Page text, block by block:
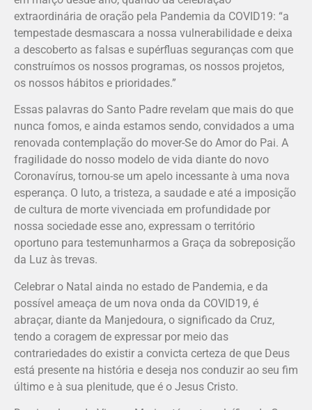
extraordinária de oração pela Pandemia da COVID19: “a
tempestade desmascara a nossa vulnerabilidade e deixa
a descoberto as falsas e supérfluas seguranças com que
construímos os nossos programas, os nossos projetos,
os nossos hábitos e prioridades.”
Essas palavras do Santo Padre revelam que mais do que
nunca fomos, e ainda estamos sendo, convidados a uma
renovada contemplação do mover-Se do Amor do Pai. A
fragilidade do nosso modelo de vida diante do novo
Coronavírus, tornou-se um apelo incessante à uma nova
esperança. O luto, a tristeza, a saudade e até a imposição
de cultura de morte vivenciada em profundidade por
nossa sociedade esse ano, expressam o território
oportuno para testemunharmos a Graça da sobreposição
da Luz às trevas.
Celebrar o Natal ainda no estado de Pandemia, e da
possível ameaça de um nova onda da COVID19, é
abraçar, diante da Manjedoura, o significado da Cruz,
tendo a coragem de expressar por meio das
contrariedades do existir a convicta certeza de que Deus
está presente na história e deseja nos conduzir ao seu fim
último e à sua plenitude, que é o Jesus Cristo.